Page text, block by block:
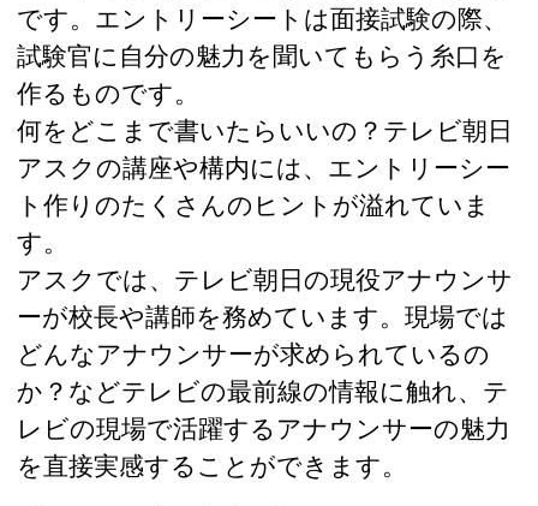
です。エントリーシートは面接試験の際、
試験官に自分の魅力を聞いてもらう糸口を
作るものです。
何をどこまで書いたらいいの？テレビ朝日
アスクの講座や構内には、エントリーシー
ト作りのたくさんのヒントが溢れていま
す。
アスクでは、テレビ朝日の現役アナウンサ
ーが校長や講師を務めています。現場では
どんなアナウンサーが求められているの
か？などテレビの最前線の情報に触れ、テ
レビの現場で活躍するアナウンサーの魅力
を直接実感することができます。